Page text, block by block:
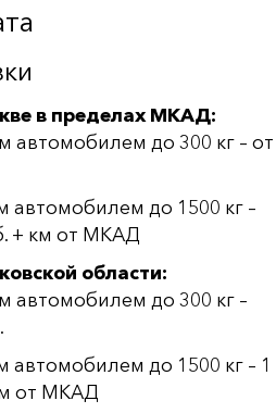
в пределах МКАД:
автомобилем до 300 кг – от
автомобилем до 1500 кг –
+ км от МКАД
области:
автомобилем до 300 кг –
автомобилем до 1500 кг – 1
от МКАД